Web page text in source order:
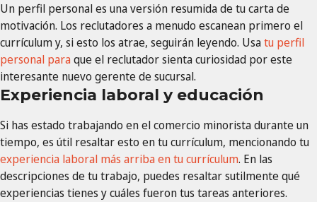
Un perfil personal es una versión resumida de tu carta de
motivación. Los reclutadores a menudo escanean primero el
currículum y, si esto los atrae, seguirán leyendo. Usatu perfil
personal paraque el reclutador sienta curiosidad por este
interesante nuevo gerente de sucursal.
Experiencia laboral y educación
Si has estado trabajando en el comercio minorista durante un
tiempo, es útil resaltar esto en tu currículum, mencionando tu
experiencia laboral más arriba en tu currículum. En las
descripciones de tu trabajo, puedes resaltar sutilmente qué
experiencias tienes y cuáles fueron tus tareas anteriores.